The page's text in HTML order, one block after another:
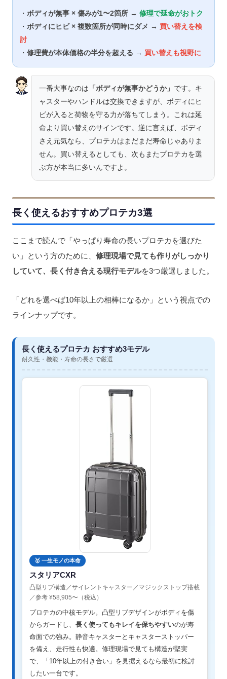
・ ボディが無事 × 傷みが1〜2箇所 → 修理で延命がおトク
・ ボディにヒビ × 複数箇所が同時にダメ → 買い替えを検
討
・ 修理費が本体価格の半分を超える → 買い替えも視野に
一番大事なのは 「ボディが無事かどうか」 です。キ
ャスターやハンドルは交換できますが、ボディにヒ
ビが入ると荷物を守る力が落ちてしまう。これは延
命より買い替えのサインです。逆に言えば、ボディ
さえ元気なら、プロテカはまだまだ寿命じゃありま
せん。買い替えるとしても、次もまたプロテカを選
ぶ方が本当に多いんですよ。
長く使えるおすすめプロテカ3選
ここまで読んで「やっぱり寿命の長いプロテカを選びた
い」という方のために、 修理現場で見ても作りがしっかり
していて、長く付き合える現行モデルを3つ厳選しました。
「どれを選べば10年以上の相棒になるか」という視点での
ラインナップです。
長く使えるプロテカ おすすめ3モデル
耐久性・機能・寿命の長さで厳選
🥇 一生モノの本命
スタリアCXR
凸型リブ構造／サイレントキャスター／マジックストップ搭載
／参考 ¥58,905〜（税込）
プロテカの中核モデル。凸型リブデザインがボディを傷
からガードし、 長く使ってもキレイを保ちやすいのが寿
命面での強み。静音キャスターとキャスターストッパー
を備え、走行性も快適。修理現場で見ても構造が堅実
で、「10年以上の付き合い」を見据えるなら最初に検討
したい一台です。